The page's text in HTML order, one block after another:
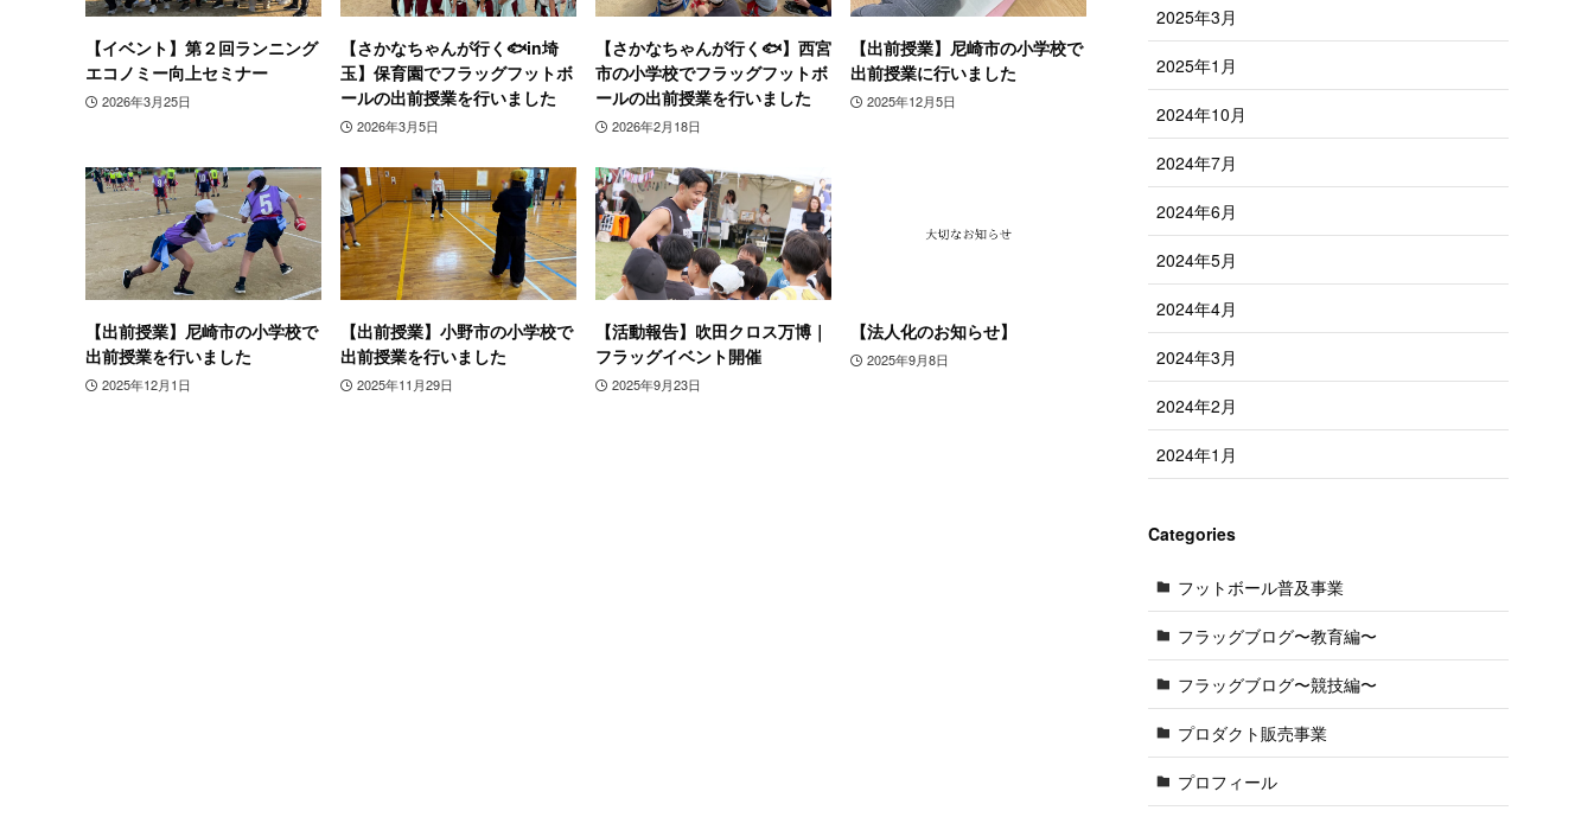
【イベント】第２回ランニング
エコノミー向上セミナー
2026年3月25日
【さかなちゃんが行く🐟in埼
玉】保育園でフラッグフットボ
ールの出前授業を行いました
2026年3月5日
【さかなちゃんが行く🐟】西宮
市の小学校でフラッグフットボ
ールの出前授業を行いました
2026年2月18日
【出前授業】尼崎市の小学校で
出前授業に行いました
2025年12月5日
【出前授業】尼崎市の小学校で
出前授業を行いました
2025年12月1日
【出前授業】小野市の小学校で
出前授業を行いました
2025年11月29日
【活動報告】吹田クロス万博｜
フラッグイベント開催
2025年9月23日
【法人化のお知らせ】
2025年9月8日
2025年3月
2025年1月
2024年10月
2024年7月
2024年6月
2024年5月
2024年4月
2024年3月
2024年2月
2024年1月
Categories
フットボール普及事業
フラッグブログ〜教育編〜
フラッグブログ〜競技編〜
プロダクト販売事業
プロフィール